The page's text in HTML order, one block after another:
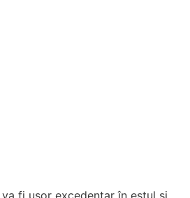
fi ușor excedentar în estul și